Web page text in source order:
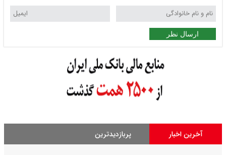
ارسال نظر
آخرین اخبار پربازدیدترین